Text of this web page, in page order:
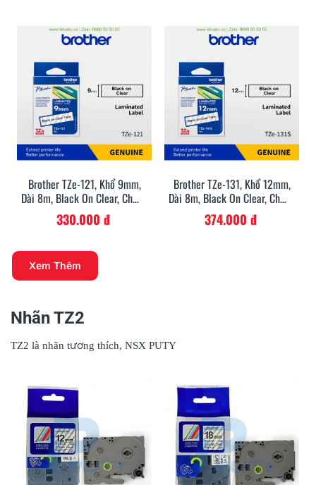
Brother TZe-121, Khổ 9mm,
Dài 8m, Black On Clear, Chống
Thấm Nước
330.000 đ
Brother TZe-131, Khổ 12mm,
Dài 8m, Black On Clear, Chống
Thấm Nước
374.000 đ
Xem Thêm
Nhãn TZ2
TZ2 là nhãn tương thích, NSX PUTY